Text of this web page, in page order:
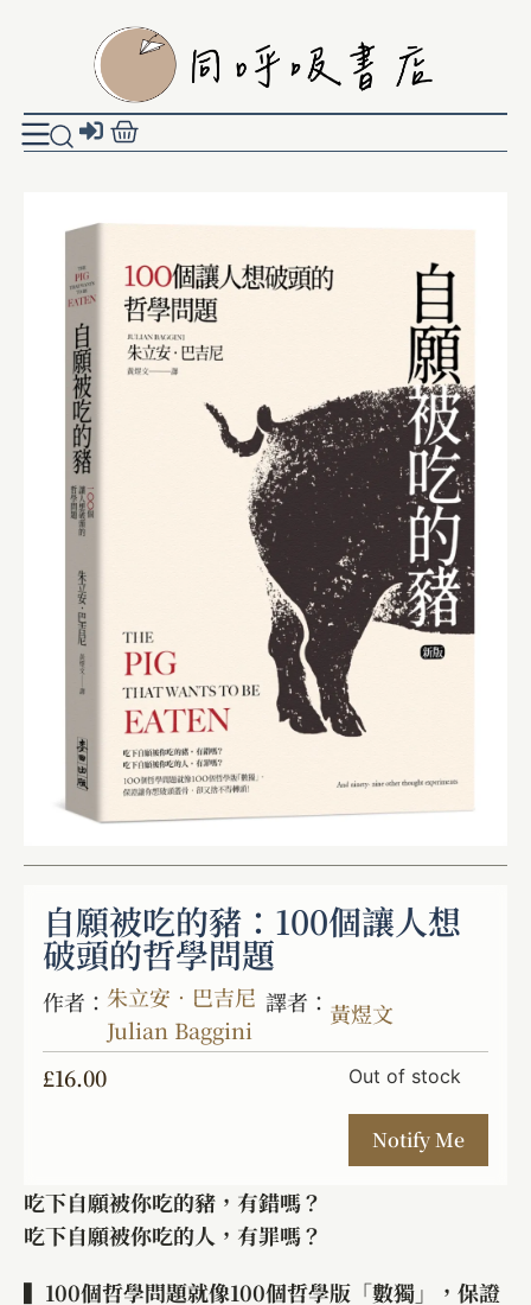
自願被吃的豬：100個讓人想
破頭的哲學問題
作者： 朱立安．巴吉尼
Julian Baggini
譯者： 黃煜文
£16.00 Out of stock
吃下自願被你吃的豬，有錯嗎？
吃下自願被你吃的人，有罪嗎？
▍100個哲學問題就像100個哲學版「數獨」，保證